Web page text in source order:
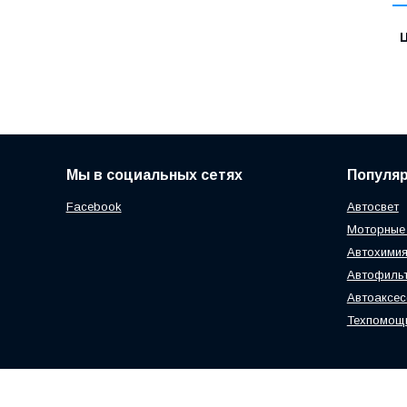
Мы в социальных сетях
Facebook
Автосвет